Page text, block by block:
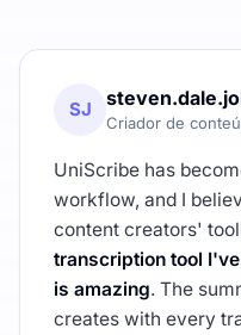
SJ
Criador de
UniScribe has
workflow, and I
content creators'
transcription tool
is amazing. The
creates with every